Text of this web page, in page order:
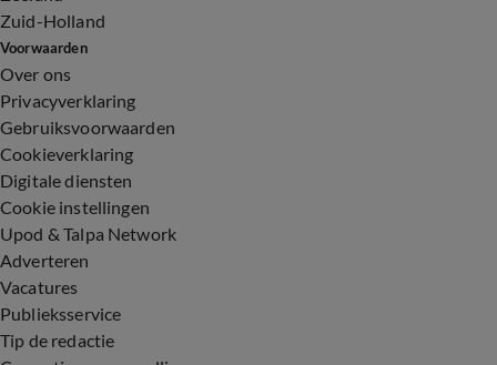
Zuid-Holland
Voorwaarden
Over ons
Privacyverklaring
Gebruiksvoorwaarden
Cookieverklaring
Digitale diensten
Cookie instellingen
Upod & Talpa Network
Adverteren
Vacatures
Publieksservice
Tip de redactie